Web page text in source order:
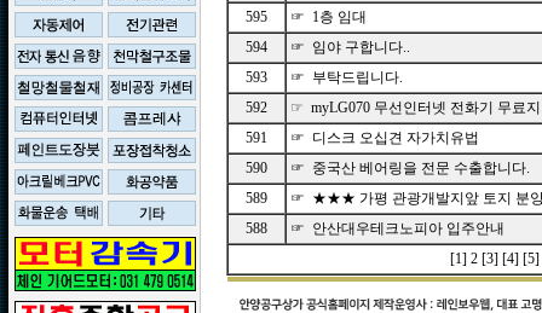
595
☞ 1층 임대
594
☞ 임야 구합니다..
593
☞ 부탁드립니다.
592
☞ myLG070 무선인터넷 전화기 무료
591
☞ 디스크 오십견 자가치유법
590
☞ 중국산 베어링을 전문 수출합니다.
589
☞ ★★★ 가평 관광개발지앞 토지 분
588
☞ 안산대우테크노피아 입주안내
[1] 2 [3] [4] [5]